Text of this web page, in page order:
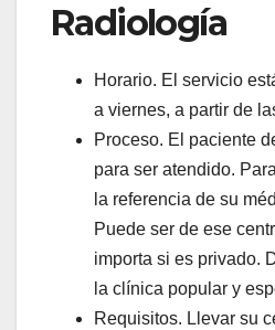
Radiología
Horario. El servicio
a viernes, a partir de
Proceso. El paciente
para ser atendido.
la referencia de su
Puede ser de ese
importa si es privado.
la clínica popular y
Requisitos. Llevar su